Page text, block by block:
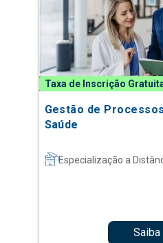
Taxa de Inscrição
Gestão de
Saúde
Especialização a